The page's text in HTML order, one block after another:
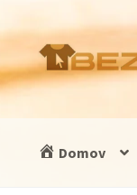
Preskočiť
na
navigáciu
Preskočiť
na
obsah
Domov